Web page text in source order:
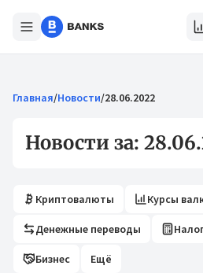
Главная/Новости/28.06.2022
Новости за:
Криптовалюты Курсы
Денежные переводы
Бизнес Ещё